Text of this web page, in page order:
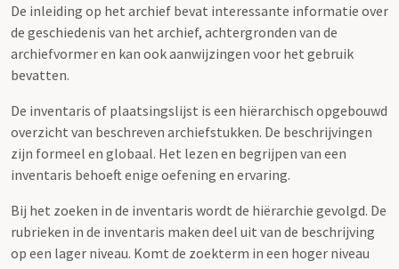
De inleiding op het archief bevat interessante informatie over
de geschiedenis van het archief, achtergronden van de
archiefvormer en kan ook aanwijzingen voor het gebruik
bevatten.
De inventaris of plaatsingslijst is een hiërarchisch opgebouwd
overzicht van beschreven archiefstukken. De beschrijvingen
zijn formeel en globaal. Het lezen en begrijpen van een
inventaris behoeft enige oefening en ervaring.
Bij het zoeken in de inventaris wordt de hiërarchie gevolgd. De
rubrieken in de inventaris maken deel uit van de beschrijving
op een lager niveau. Komt de zoekterm in een hoger niveau